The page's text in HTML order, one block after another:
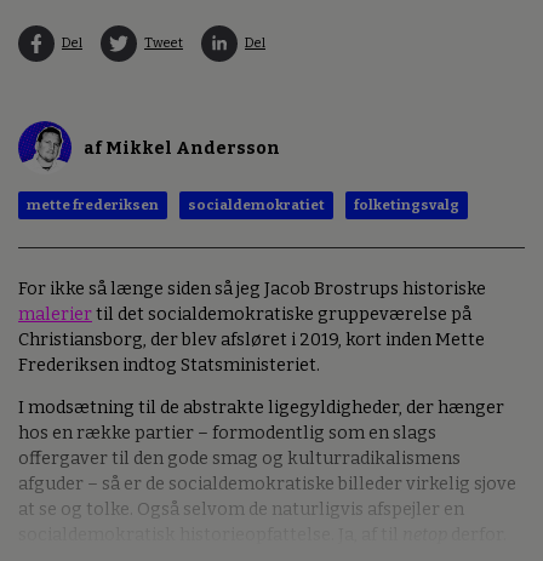
Del Tweet Del
af Mikkel Andersson
mette frederiksen socialdemokratiet folketingsvalg
For ikke så længe siden så jeg Jacob Brostrups historiske
maleriertil det socialdemokratiske gruppeværelse på
Christiansborg, der blev afsløret i 2019, kort inden Mette
Frederiksen indtog Statsministeriet.
I modsætning til de abstrakte ligegyldigheder, der hænger
hos en række partier – formodentlig som en slags
offergaver til den gode smag og kulturradikalismens
afguder – så er de socialdemokratiske billeder virkelig sjove
at se og tolke. Også selvom de naturligvis afspejler en